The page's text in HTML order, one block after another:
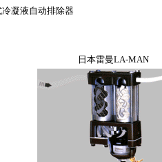
冷凝液自动排除器
日本雷曼LA-MAN